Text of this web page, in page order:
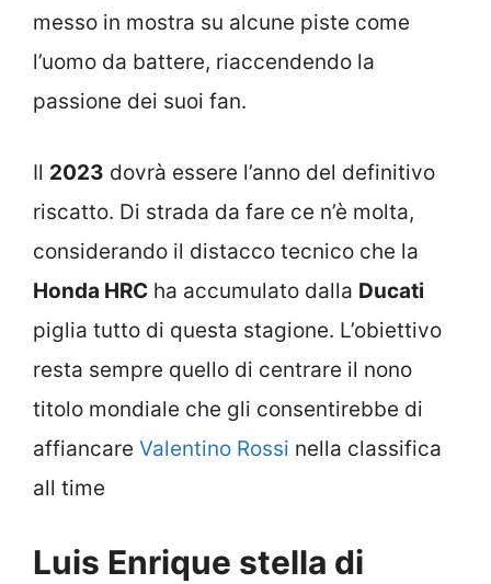
messo in mostra su alcune piste come
l’uomo da battere, riaccendendo la
passione dei suoi fan.
Il 2023 dovrà essere l’anno del definitivo
riscatto. Di strada da fare ce n’è molta,
considerando il distacco tecnico che la
Honda HRC ha accumulato dalla Ducati
piglia tutto di questa stagione. L’obiettivo
resta sempre quello di centrare il nono
titolo mondiale che gli consentirebbe di
affiancare Valentino Rossi nella classifica
all time
Luis Enrique stella di